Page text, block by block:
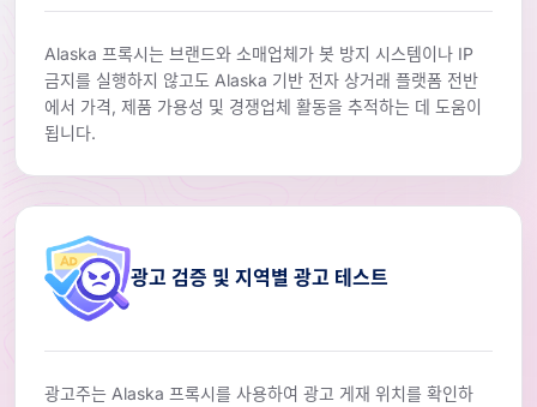
Alaska 프록시는 브랜드와 소매업체가 봇 방지 시스템이나 IP
금지를 실행하지 않고도 Alaska 기반 전자 상거래 플랫폼 전반
에서 가격, 제품 가용성 및 경쟁업체 활동을 추적하는 데 도움이
됩니다.
광고 검증 및 지역별 광고 테스트
광고주는 Alaska 프록시를 사용하여 광고 게재 위치를 확인하